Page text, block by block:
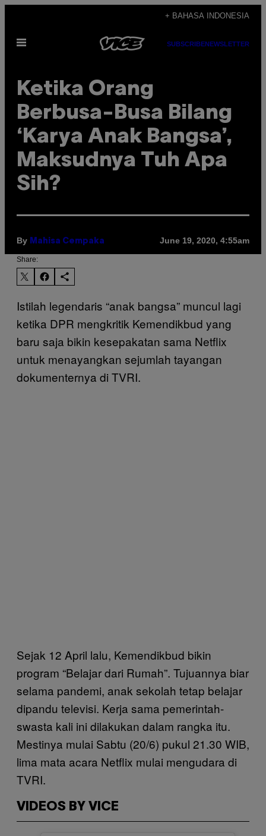
content
+ BAHASA INDONESIA
Open
SUBSCRIBENEWSLETTER
Ketika Orang
Berbusa-Busa Bilang
‘Karya Anak Bangsa’,
Maksudnya Tuh Apa
Sih?
By Mahisa Cempaka June 19, 2020, 4:55am
Share:
Istilah legendaris “anak bangsa” muncul lagi
ketika DPR mengkritik Kemendikbud yang
baru saja bikin kesepakatan sama Netflix
untuk menayangkan sejumlah tayangan
dokumenternya di TVRI.
Sejak 12 April lalu, Kemendikbud bikin
program “Belajar dari Rumah”. Tujuannya biar
selama pandemi, anak sekolah tetap belajar
dipandu televisi. Kerja sama pemerintah-
swasta kali ini dilakukan dalam rangka itu.
Mestinya mulai Sabtu (20/6) pukul 21.30 WIB,
lima mata acara Netflix mulai mengudara di
TVRI.
VIDEOS BY VICE